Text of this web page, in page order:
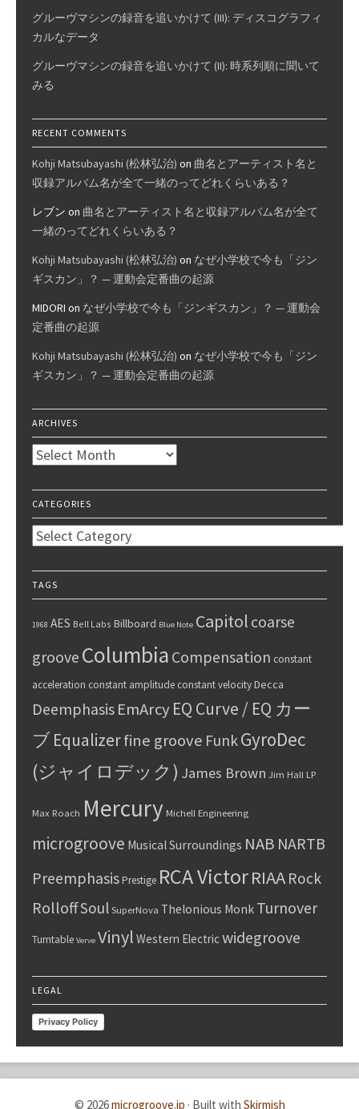
グルーヴマシンの録音を追いかけて (III): ディスコグラフィ
カルなデータ
グルーヴマシンの録音を追いかけて (II): 時系列順に聞いて
みる
RECENT COMMENTS
Kohji Matsubayashi (松林弘治) on 曲名とアーティスト名と
収録アルバム名が全て一緒のってどれくらいある？
レブン on 曲名とアーティスト名と収録アルバム名が全て
一緒のってどれくらいある？
Kohji Matsubayashi (松林弘治) on なぜ小学校で今も「ジン
ギスカン」？ — 運動会定番曲の起源
MIDORI on なぜ小学校で今も「ジンギスカン」？ — 運動会
定番曲の起源
Kohji Matsubayashi (松林弘治) on なぜ小学校で今も「ジン
ギスカン」？ — 運動会定番曲の起源
ARCHIVES
Archives
CATEGORIES
Categories
TAGS
1968 AES Bell Labs Billboard Blue Note Capitol coarse
groove Columbia Compensation constant
acceleration constant amplitude constant velocityDecca
Deemphasis EmArcyEQ Curve / EQ カー
ブEqualizerfine groove Funk GyroDec
(ジャイロデック) James Brown Jim Hall LP
Max Roach Mercury Michell Engineering
microgroove Musical Surroundings NAB NARTB
PreemphasisPrestige RCA VictorRIAA Rock
RolloffSoul SuperNova Thelonious Monk Turnover
Turntable Verve Vinyl Western Electricwidegroove
LEGAL
Privacy Policy
© 2026microgroove.jp · Built with Skirmish